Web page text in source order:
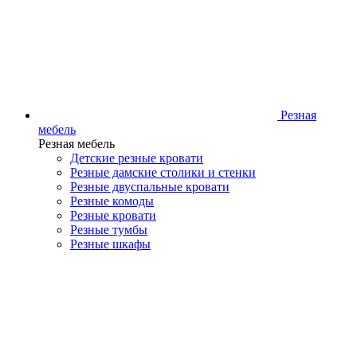
Резная
мебель
Резная мебель
Детские резные кровати
Резные дамские столики и стенки
Резные двуспальные кровати
Резные комоды
Резные кровати
Резные тумбы
Резные шкафы